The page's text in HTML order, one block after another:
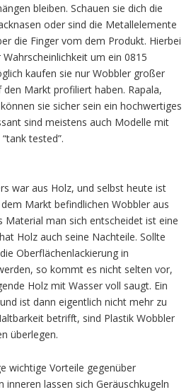
bleiben. Schauen sie dich die
oder sind die Metallelemente
die Finger vom dem Produkt. Hierbei
um ein 0815
kaufen sie nur Wobbler großer
Markt profiliert haben. Rapala,
sie sicher sein ein hochwertiges
sind meistens auch Modelle mit
tested”.
war aus Holz, und selbst heute ist
Markt befindlichen Wobbler aus
Material man sich entscheidet ist eine
Holz auch seine Nachteile. Sollte
Oberflächenlackierung in
so kommt es nicht selten vor,
Holz mit Wasser voll saugt. Ein
ist dann eigentlich nicht mehr zu
betrifft, sind Plastik Wobbler
überlegen.
wichtige Vorteile gegenüber
inneren lassen sich Geräuschkugeln